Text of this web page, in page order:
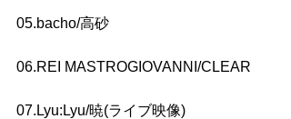
05.bacho/高砂
06.REI MASTROGIOVANNI/CLEAR
07.Lyu:Lyu/暁(ライブ映像)